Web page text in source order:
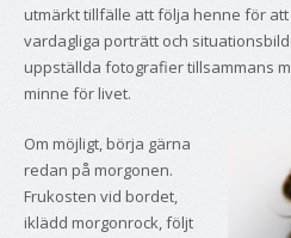
utmärkt tillfälle att följa henne för
vardagliga porträtt och
uppställda fotografier tillsammans
minne för livet.
Om möjligt, börja gärna
redan på morgonen.
Frukosten vid bordet,
iklädd morgonrock, följt